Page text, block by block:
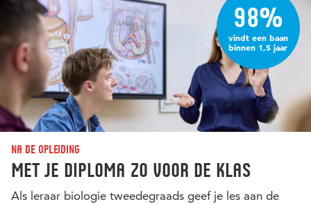
98%
vindt een baan
binnen 1,5 jaar
Na de opleiding
Met je diploma zo voor de klas
Als leraar biologie tweedegraads geef je les aan de